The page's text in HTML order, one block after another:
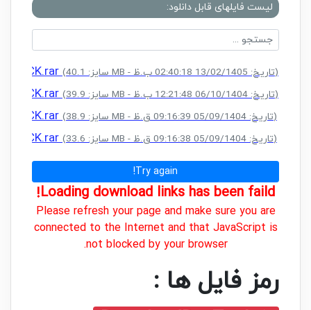
لیست فایلهای قابل دانلود:
(سایز: 40.1 MB - تاریخ: 13/02/1405 02:40:18 ب.ظ)
(سایز: 39.9 MB - تاریخ: 06/10/1404 12:21:48 ب.ظ)
(سایز: 38.9 MB - تاریخ: 05/09/1404 09:16:39 ق.ظ)
(سایز: 33.6 MB - تاریخ: 05/09/1404 09:16:38 ق.ظ)
Try again!
Loading download links has been faild!
Please refresh your page and make sure you are
connected to the Internet and that JavaScript is
not blocked by your browser.
رمز فایل ها :